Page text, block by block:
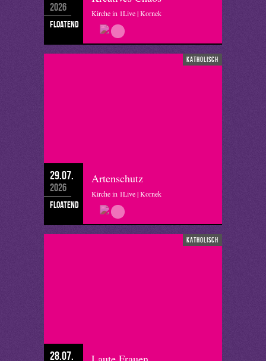
2026
floatend
Kirche in 1Live | Kornek
katholisch
29.07.
2026
floatend
Artenschutz
Kirche in 1Live | Kornek
katholisch
28.07.